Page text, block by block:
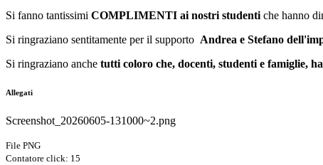
Si fanno tantissimi COMPLIMENTI ai nostri studenti che hanno
Si ringraziano sentitamente per il supporto Andrea e Stefano
Si ringraziano anche tutti coloro che, docenti, studenti e famiglie,
Allegati
Screenshot_20260605-131000~2.png
File PNG
Contatore click: 15